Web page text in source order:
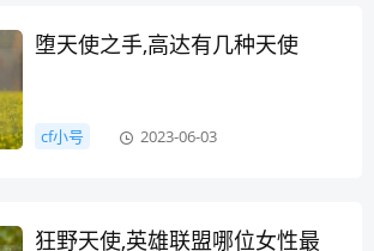
堕天使之手,高达有几种天使
cf小号 2023-06-03
狂野天使,英雄联盟哪位女性最